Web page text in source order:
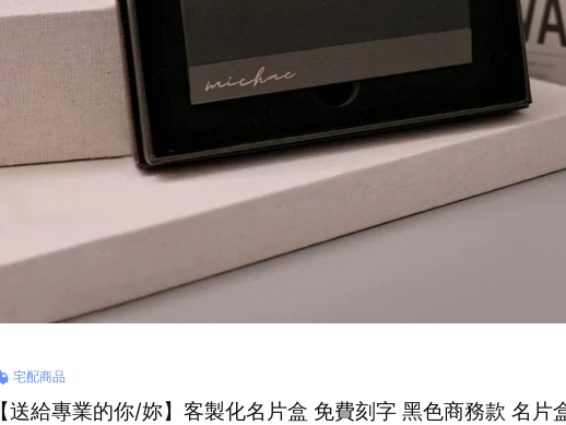
宅配商品
【送給專業的你/妳】客製化名片盒 免費刻字 黑色商務款 名片